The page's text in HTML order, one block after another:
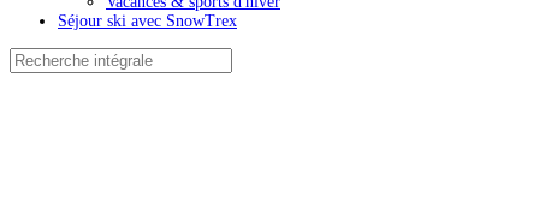
Séjour ski avec SnowTrex